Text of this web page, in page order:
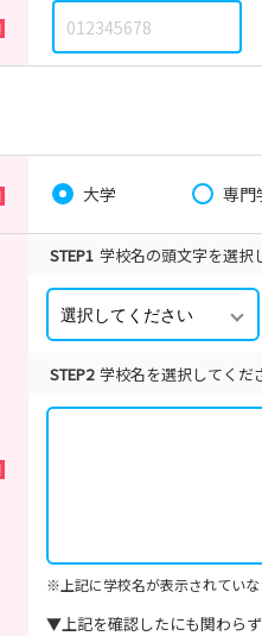
大学 専門
STEP1 学校名の頭文字を選択
STEP2 学校名を選択してくだ
※上記に学校名が表示されていな
▼上記を確認したにも関わら